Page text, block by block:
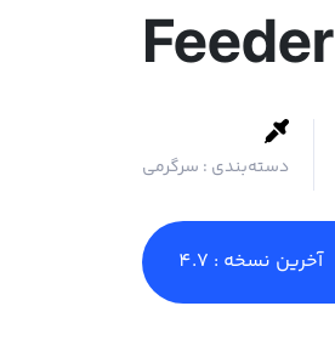
Feeder
دسته‌بندی : سرگرمی
آخرین نسخه : 4.7